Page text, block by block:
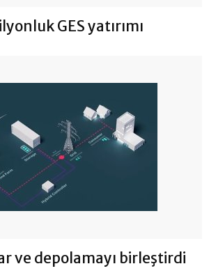
GES yatırımı
ve depolamayı birleştirdi